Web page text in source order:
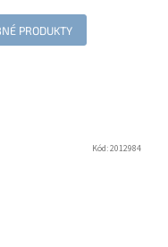
Kód:2012984
PRODUKTY